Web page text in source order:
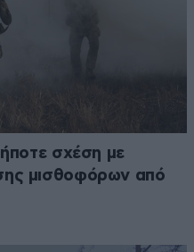
σχέση με
μισθοφόρων από